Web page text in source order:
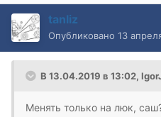
tanliz
Опубликовано 13
В 13.04.2019 в 13:02,
Менять только на люк,